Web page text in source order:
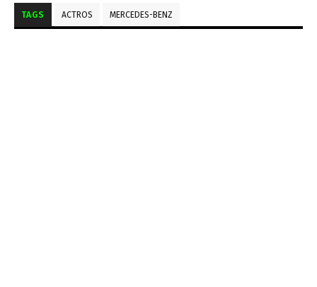
TAGS ACTROS MERCEDES-BENZ